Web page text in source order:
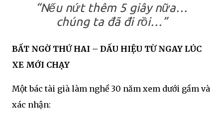
“Nếu nứt thêm 5 giây nữa…
chúng ta đã đi rồi…”
BẤT NGỜ THỨ HAI – DẤU HIỆU TỪ NGAY LÚC
XE MỚI CHẠY
Một bác tài già làm nghề 30 năm xem dưới gầm và
xác nhận: